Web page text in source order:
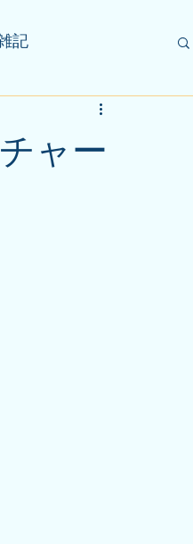
記
ャー